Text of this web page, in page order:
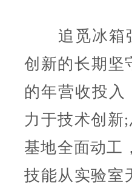
追觅冰箱强
创新的长期坚
的年营收投入
力于技术创新
基地全面动工
技能从实验室